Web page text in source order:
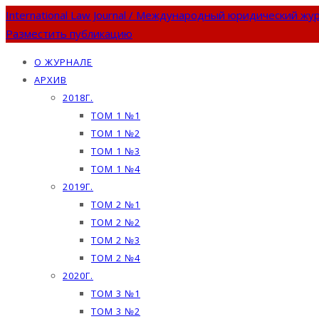
International Law Journal / Международный юридический
Разместить публикацию
О ЖУРНАЛЕ
АРХИВ
2018Г.
ТОМ 1 №1
ТОМ 1 №2
ТОМ 1 №3
ТОМ 1 №4
2019Г.
ТОМ 2 №1
ТОМ 2 №2
ТОМ 2 №3
ТОМ 2 №4
2020Г.
ТОМ 3 №1
ТОМ 3 №2